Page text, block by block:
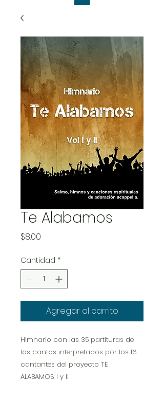
Te Alabamos
$8.00
Cantidad *
Agregar al carrito
Himnario con las 35 partituras de
los cantos interpretados por los 16
cantantes del proyecto TE
ALABAMOS I y II